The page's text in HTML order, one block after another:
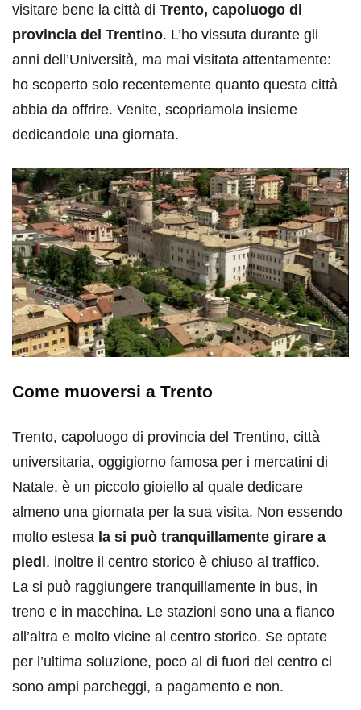
visitare bene la città di Trento, capoluogo di
provincia del Trentino. L’ho vissuta durante gli
anni dell’Università, ma mai visitata attentamente:
ho scoperto solo recentemente quanto questa città
abbia da offrire. Venite, scopriamola insieme
dedicandole una giornata.
Come muoversi a Trento
Trento, capoluogo di provincia del Trentino, città
universitaria, oggigiorno famosa per i mercatini di
Natale, è un piccolo gioiello al quale dedicare
almeno una giornata per la sua visita. Non essendo
molto estesa la si può tranquillamente girare a
piedi, inoltre il centro storico è chiuso al traffico.
La si può raggiungere tranquillamente in bus, in
treno e in macchina. Le stazioni sono una a fianco
all’altra e molto vicine al centro storico. Se optate
per l’ultima soluzione, poco al di fuori del centro ci
sono ampi parcheggi, a pagamento e non.